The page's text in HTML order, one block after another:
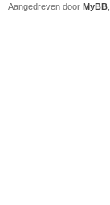
Aangedreven door MyBB